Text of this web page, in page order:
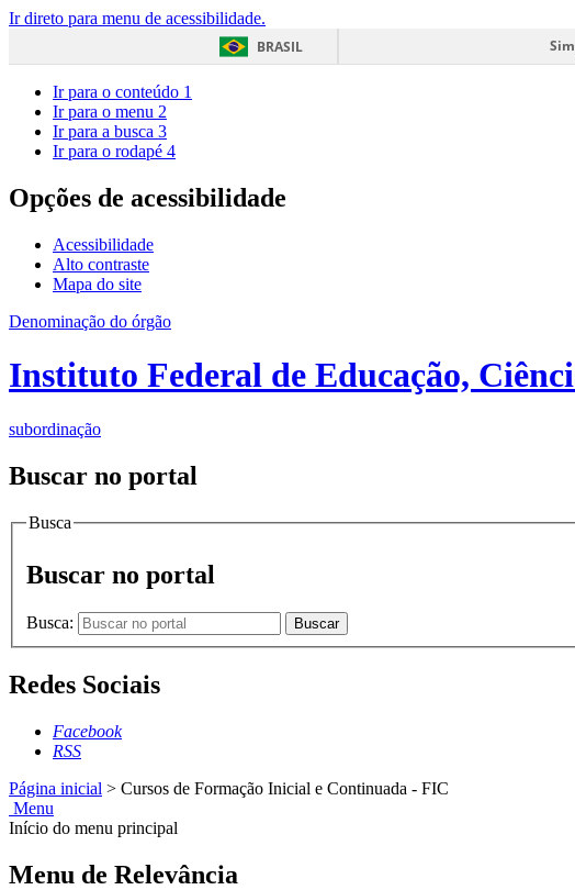
Ir direto para menu de acessibilidade.
BRASIL
Ir para o conteúdo 1
Ir para o menu 2
Ir para a busca 3
Ir para o rodapé 4
Opções de acessibilidade
Acessibilidade
Alto contraste
Mapa do site
Denominação do órgão
Instituto Federal de Educação,
subordinação
Buscar no portal
Busca
Buscar no portal
Busca: Buscar
Redes Sociais
Facebook
RSS
Página inicial > Cursos de Formação Inicial e Continuada - FIC
Menu
Início do menu principal
Menu de Relevância